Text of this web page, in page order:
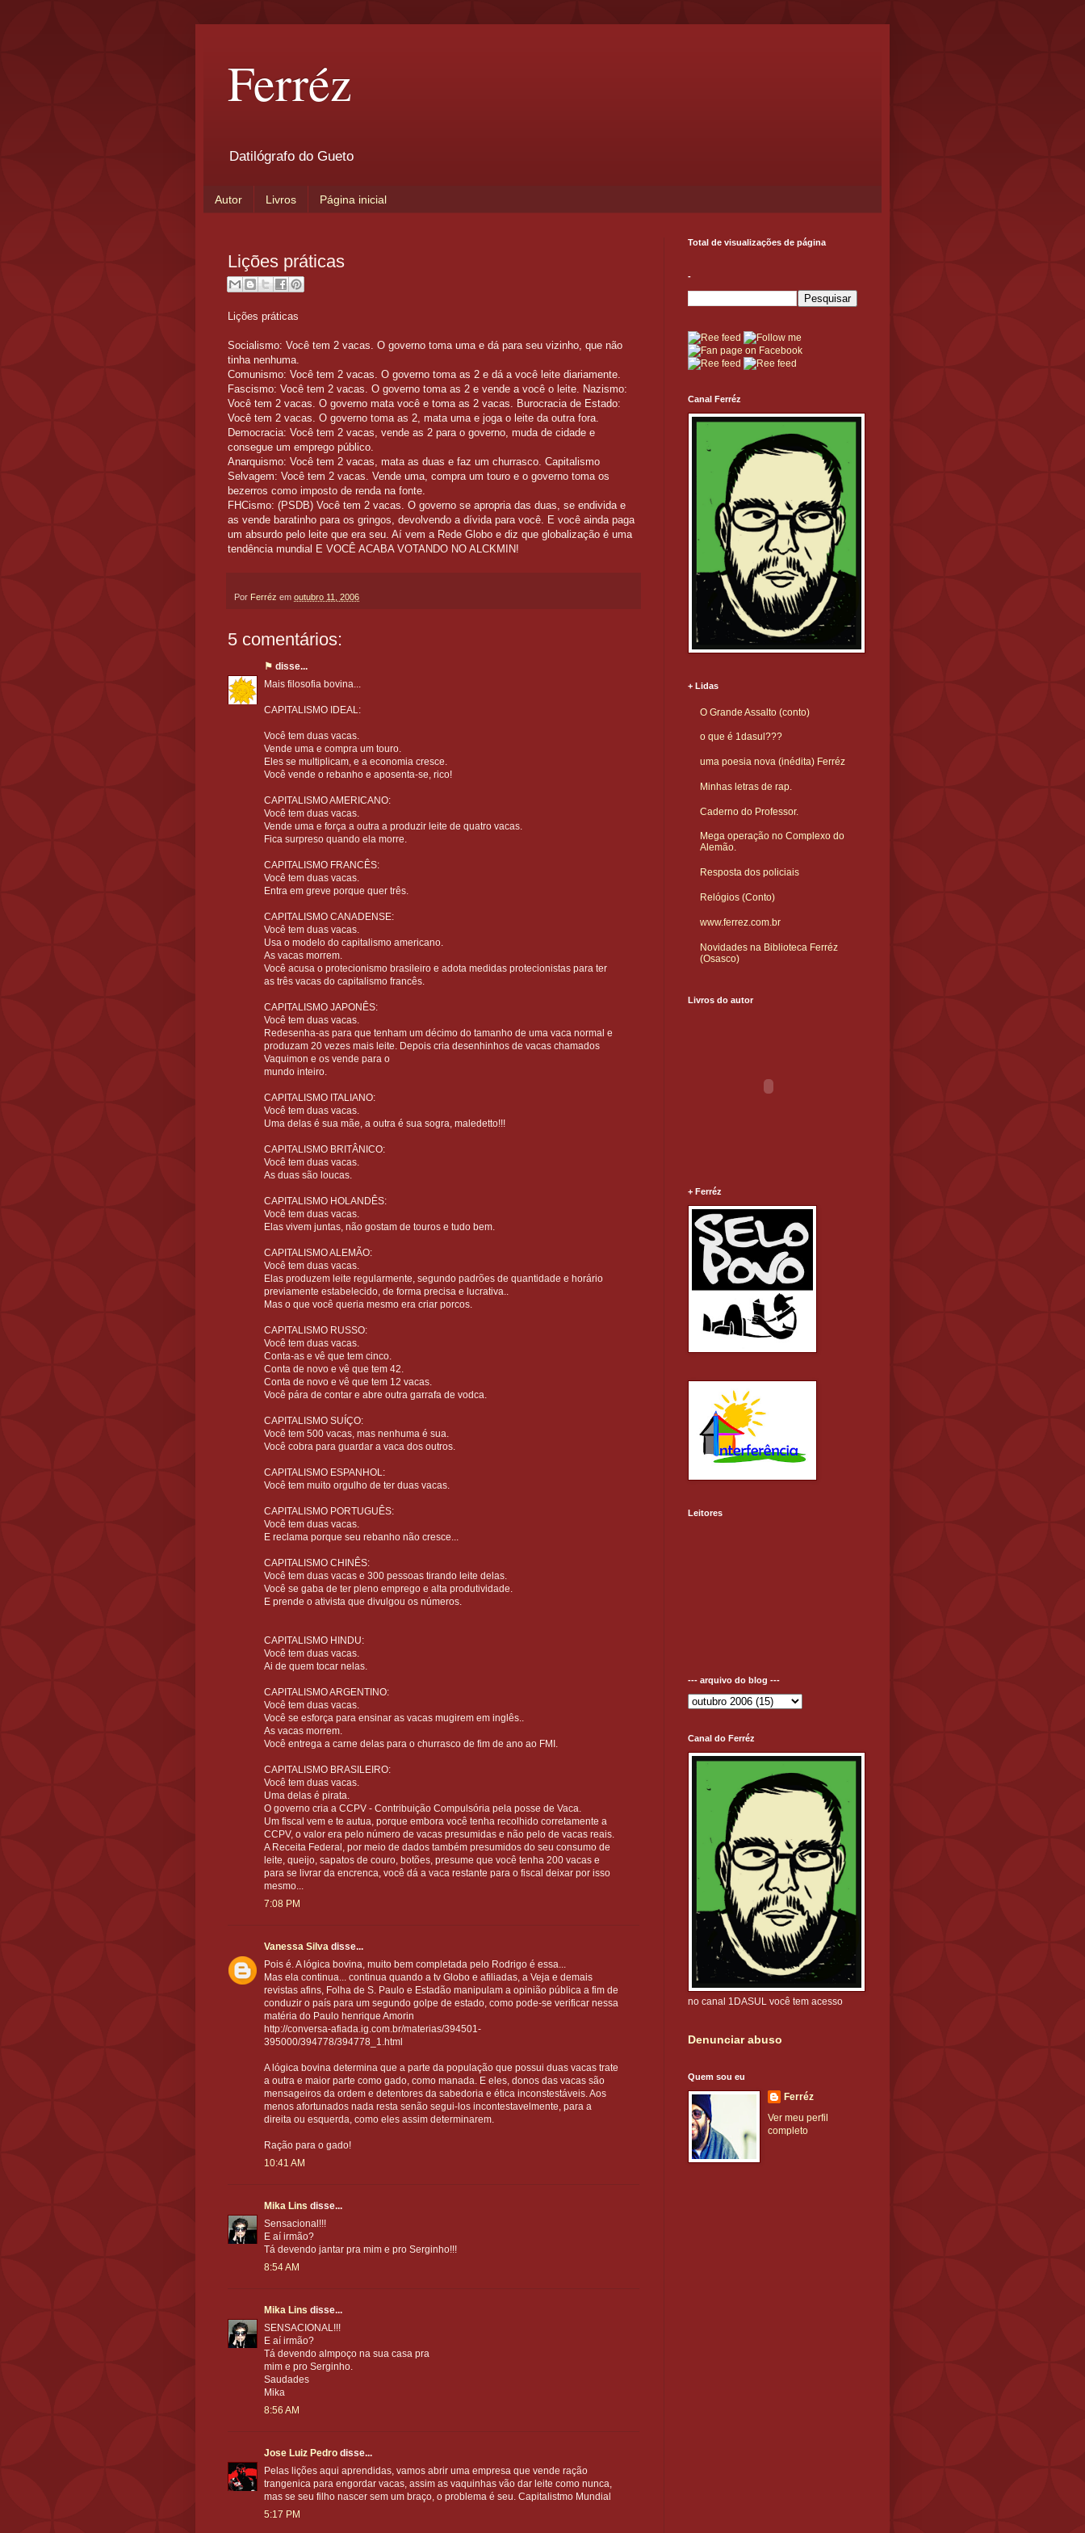
Ferréz
Datilógrafo do Gueto
Autor Livros Página inicial
Lições práticas
Lições práticas
Socialismo: Você tem 2 vacas. O governo toma uma e dá para seu vizinho, que não
tinha nenhuma.
Comunismo: Você tem 2 vacas. O governo toma as 2 e dá a você leite diariamente.
Fascismo: Você tem 2 vacas. O governo toma as 2 e vende a você o leite. Nazismo:
Você tem 2 vacas. O governo mata você e toma as 2 vacas. Burocracia de Estado:
Você tem 2 vacas. O governo toma as 2, mata uma e joga o leite da outra fora.
Democracia: Você tem 2 vacas, vende as 2 para o governo, muda de cidade e
consegue um emprego público.
Anarquismo: Você tem 2 vacas, mata as duas e faz um churrasco. Capitalismo
Selvagem: Você tem 2 vacas. Vende uma, compra um touro e o governo toma os
bezerros como imposto de renda na fonte.
FHCismo: (PSDB) Você tem 2 vacas. O governo se apropria das duas, se endivida e
as vende baratinho para os gringos, devolvendo a dívida para você. E você ainda paga
um absurdo pelo leite que era seu. Aí vem a Rede Globo e diz que globalização é uma
tendência mundial E VOCÊ ACABA VOTANDO NO ALCKMIN!
Por Ferréz em outubro 11, 2006
5 comentários:
⚑ disse...
Mais filosofia bovina...
CAPITALISMO IDEAL:
Você tem duas vacas.
Vende uma e compra um touro.
Eles se multiplicam, e a economia cresce.
Você vende o rebanho e aposenta-se, rico!
CAPITALISMO AMERICANO:
Você tem duas vacas.
Vende uma e força a outra a produzir leite de quatro vacas.
Fica surpreso quando ela morre.
CAPITALISMO FRANCÊS:
Você tem duas vacas.
Entra em greve porque quer três.
CAPITALISMO CANADENSE:
Você tem duas vacas.
Usa o modelo do capitalismo americano.
As vacas morrem.
Você acusa o protecionismo brasileiro e adota medidas protecionistas para ter
as três vacas do capitalismo francês.
CAPITALISMO JAPONÊS:
Você tem duas vacas.
Redesenha-as para que tenham um décimo do tamanho de uma vaca normal e
produzam 20 vezes mais leite. Depois cria desenhinhos de vacas chamados
Vaquimon e os vende para o
mundo inteiro.
CAPITALISMO ITALIANO:
Você tem duas vacas.
Uma delas é sua mãe, a outra é sua sogra, maledetto!!!
CAPITALISMO BRITÂNICO:
Você tem duas vacas.
As duas são loucas.
CAPITALISMO HOLANDÊS:
Você tem duas vacas.
Elas vivem juntas, não gostam de touros e tudo bem.
CAPITALISMO ALEMÃO:
Você tem duas vacas.
Elas produzem leite regularmente, segundo padrões de quantidade e horário
previamente estabelecido, de forma precisa e lucrativa..
Mas o que você queria mesmo era criar porcos.
CAPITALISMO RUSSO:
Você tem duas vacas.
Conta-as e vê que tem cinco.
Conta de novo e vê que tem 42.
Conta de novo e vê que tem 12 vacas.
Você pára de contar e abre outra garrafa de vodca.
CAPITALISMO SUÍÇO:
Você tem 500 vacas, mas nenhuma é sua.
Você cobra para guardar a vaca dos outros.
CAPITALISMO ESPANHOL:
Você tem muito orgulho de ter duas vacas.
CAPITALISMO PORTUGUÊS:
Você tem duas vacas.
E reclama porque seu rebanho não cresce...
CAPITALISMO CHINÊS:
Você tem duas vacas e 300 pessoas tirando leite delas.
Você se gaba de ter pleno emprego e alta produtividade.
E prende o ativista que divulgou os números.
CAPITALISMO HINDU:
Você tem duas vacas.
Ai de quem tocar nelas.
CAPITALISMO ARGENTINO:
Você tem duas vacas.
Você se esforça para ensinar as vacas mugirem em inglês..
As vacas morrem.
Você entrega a carne delas para o churrasco de fim de ano ao FMI.
CAPITALISMO BRASILEIRO:
Você tem duas vacas.
Uma delas é pirata.
O governo cria a CCPV - Contribuição Compulsória pela posse de Vaca.
Um fiscal vem e te autua, porque embora você tenha recolhido corretamente a
CCPV, o valor era pelo número de vacas presumidas e não pelo de vacas reais.
A Receita Federal, por meio de dados também presumidos do seu consumo de
leite, queijo, sapatos de couro, botões, presume que você tenha 200 vacas e
para se livrar da encrenca, você dá a vaca restante para o fiscal deixar por isso
mesmo...
7:08 PM
Vanessa Silva disse...
Pois é. A lógica bovina, muito bem completada pelo Rodrigo é essa...
Mas ela continua... continua quando a tv Globo e afiliadas, a Veja e demais
revistas afins, Folha de S. Paulo e Estadão manipulam a opinião pública a fim de
conduzir o país para um segundo golpe de estado, como pode-se verificar nessa
matéria do Paulo henrique Amorin
http://conversa-afiada.ig.com.br/materias/394501-
395000/394778/394778_1.html
A lógica bovina determina que a parte da população que possui duas vacas trate
a outra e maior parte como gado, como manada. E eles, donos das vacas são
mensageiros da ordem e detentores da sabedoria e ética inconstestáveis. Aos
menos afortunados nada resta senão segui-los incontestavelmente, para a
direita ou esquerda, como eles assim determinarem.
Ração para o gado!
10:41 AM
Mika Lins disse...
Sensacional!!!
E aí irmão?
Tá devendo jantar pra mim e pro Serginho!!!
8:54 AM
Mika Lins disse...
SENSACIONAL!!!
E aí irmão?
Tá devendo almpoço na sua casa pra
mim e pro Serginho.
Saudades
Mika
8:56 AM
Jose Luiz Pedro disse...
Pelas lições aqui aprendidas, vamos abrir uma empresa que vende ração
trangenica para engordar vacas, assim as vaquinhas vão dar leite como nunca,
mas se seu filho nascer sem um braço, o problema é seu. Capitalistmo Mundial
5:17 PM
Total de visualizações de página
-
Canal Ferréz
+ Lidas
O Grande Assalto (conto)
o que é 1dasul???
uma poesia nova (inédita) Ferréz
Minhas letras de rap.
Caderno do Professor.
Mega operação no Complexo do
Alemão.
Resposta dos policiais
Relógios (Conto)
www.ferrez.com.br
Novidades na Biblioteca Ferréz
(Osasco)
Livros do autor
+ Ferréz
Leitores
--- arquivo do blog ---
Canal do Ferréz
no canal 1DASUL você tem acesso
Denunciar abuso
Quem sou eu
Ferréz
Ver meu perfil
completo